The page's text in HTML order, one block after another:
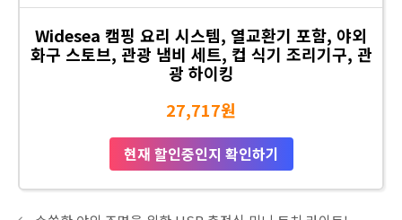
Widesea 캠핑 요리 시스템, 열교환기 포함, 야외
화구 스토브, 관광 냄비 세트, 컵 식기 조리기구, 관
광 하이킹
27,717원
현재 할인중인지 확인하기